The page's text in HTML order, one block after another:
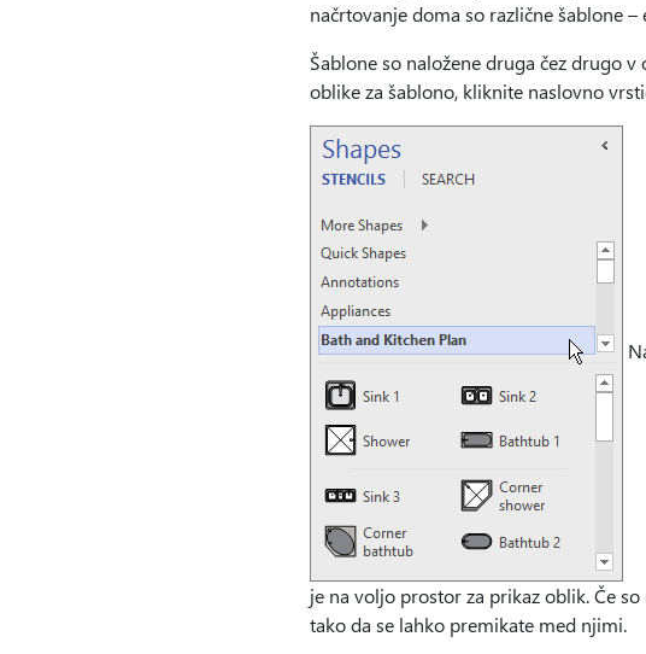
načrtovanje doma so različne šablone
Šablone so naložene druga čez drugo v
oblike za šablono, kliknite naslovno
je na voljo prostor za prikaz oblik. Če
tako da se lahko premikate med njimi.